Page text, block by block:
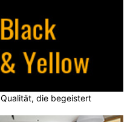
die begeistert